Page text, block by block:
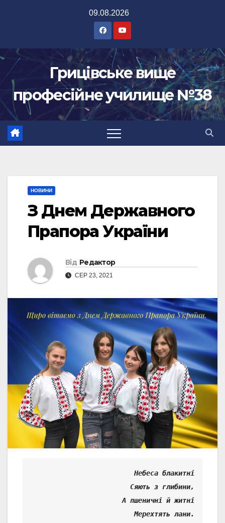
09.08.2026
Грицівське вище
професійне училище №38
НОВИНИ
З Днем Державного
Прапора України
Від Редактор
СЕР 23, 2021
Небеса блакитні
Сяють з глибини,
А пшеничні й житні
Мерехтять лани.